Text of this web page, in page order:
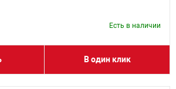
Есть в наличии
В один клик